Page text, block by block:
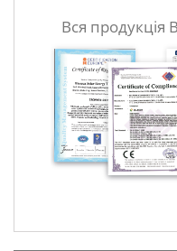
Вся продукція